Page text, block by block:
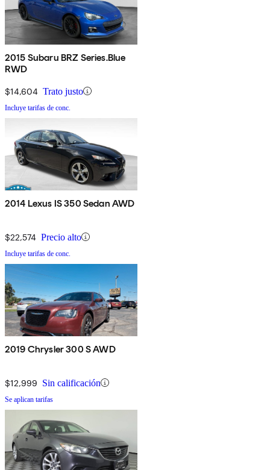
2015 Subaru BRZ Series.Blue
RWD
$14,604 Trato justo
Incluye tarifas de conc.
2014 Lexus IS 350 Sedan AWD
$22,574 Precio alto
Incluye tarifas de conc.
2019 Chrysler 300 S AWD
$12,999 Sin calificación
Se aplican tarifas